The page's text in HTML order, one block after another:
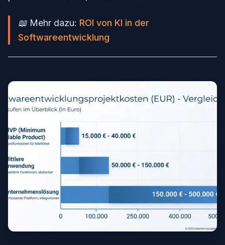
📖 Mehr dazu: ROI von KI in der
Softwareentwicklung